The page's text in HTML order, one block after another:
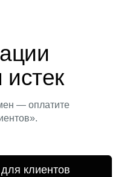
— оплатите
клиентов